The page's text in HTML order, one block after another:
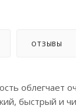
ОТЗЫВЫ
облегчает
быстрый и